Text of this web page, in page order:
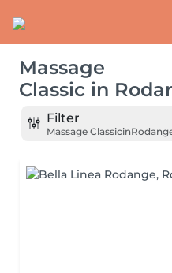
Massage
Classic in
Filter
Massage Classicin